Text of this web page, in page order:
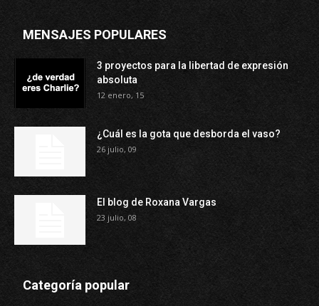
MENSAJES POPULARES
3 proyectos para la libertad de expresión
absoluta
12 enero, 15
¿Cuál es la gota que desborda el vaso?
26 julio, 09
El blog de Roxana Vargas
23 julio, 08
Categoría popular